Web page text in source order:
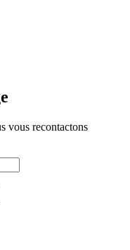
vous recontactons